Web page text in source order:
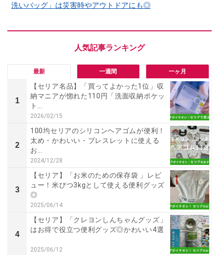
洗いバッグ」は災害時やアウトドアにも◎
最新 一週間 一ヶ月
1
【セリア名品】「買ってよかった1位」収
納マニアが惚れた110円「洗面収納ポケッ
ト...
2026/02/15
2
100均セリアのシリコンヘアゴムが便利！
太め・かわいい・ブレスレットに使える
お...
2024/12/28
3
【セリア】「お米のための保存袋 」レビ
ュー！米びつ3kgとして使える便利グッズ
◎
2025/06/14
4
【セリア】「クレヨンしんちゃんグッズ」
はお得で役立つ便利グッズ◎かわいい4選
2025/06/12